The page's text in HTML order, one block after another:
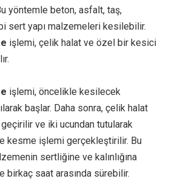
yöntemle beton, asfalt, taş,
sert yapı malzemeleri kesilebilir.
işlemi, çelik halat ve özel bir kesici
işlemi, öncelikle kesilecek
başlar. Daha sonra, çelik halat
ve iki ucundan tutularak
kesme işlemi gerçekleştirilir. Bu
sertliğine ve kalınlığına
birkaç saat arasında sürebilir.